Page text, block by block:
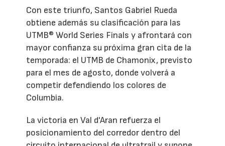
Con este triunfo, Santos Gabriel Rueda
obtiene además su clasificación para las
UTMB® World Series Finals y afrontará con
mayor confianza su próxima gran cita de la
temporada: el UTMB de Chamonix, previsto
para el mes de agosto, donde volverá a
competir defendiendo los colores de
Columbia.
La victoria en Val d'Aran refuerza el
posicionamiento del corredor dentro del